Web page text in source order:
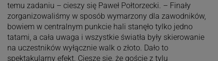
temu zadaniu – cieszy się Paweł Połtorzecki. – Finały
zorganizowaliśmy w sposób wymarzony dla zawodników,
bowiem w centralnym punkcie hali stanęło tylko jedno
tatami, a cała uwaga i wszystkie światła były skierowanie
na uczestników wyłącznie walk o złoto. Dało to
spektakularny efekt. Cieszę się, że goście z tylu